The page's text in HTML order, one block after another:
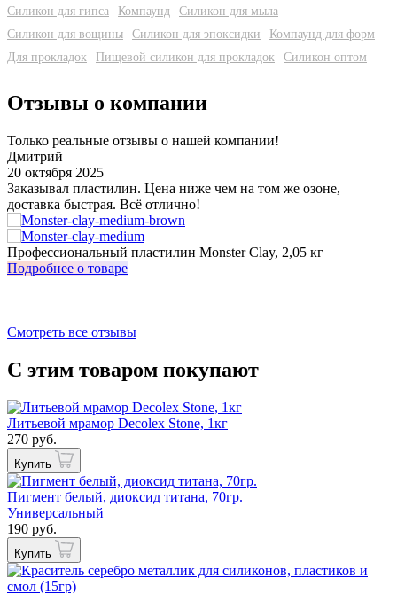
Силикон для гипса
Компаунд
Силикон для мыла
Силикон для вощины
Силикон для эпоксидки
Компаунд для форм
Для прокладок
Пищевой силикон для прокладок Силикон оптом
Отзывы о компании
Только реальные отзывы о нашей компании!
Дмитрий
20 октября 2025
Заказывал пластилин. Цена ниже чем на том же озоне,
доставка быстрая. Всё отлично!
Профессиональный пластилин Monster Clay, 2,05 кг
Подробнее о товаре
Смотреть все отзывы
С этим товаром покупают
Литьевой мрамор Decolex Stone, 1кг
270 руб.
Купить
Пигмент белый, диоксид титана, 70гр.
Универсальный
190 руб.
Купить